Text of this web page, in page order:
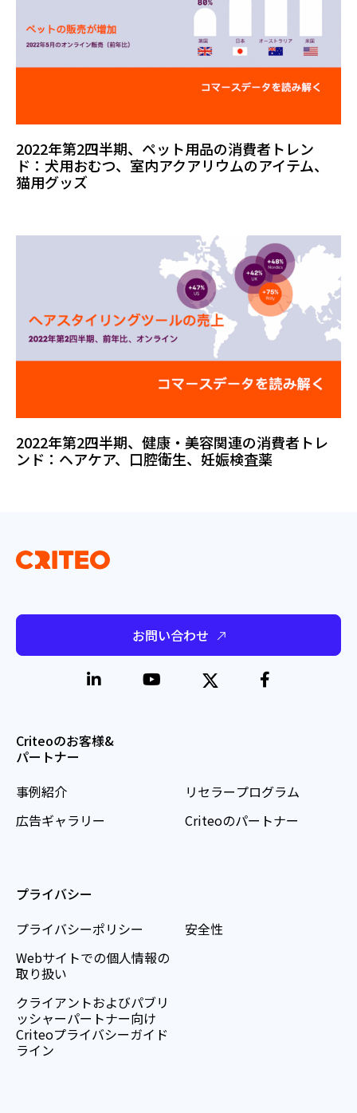
2022年第2四半期、ペット用品の消費者トレン
ド：犬用おむつ、室内アクアリウムのアイテム、
猫用グッズ
2022年第2四半期、健康・美容関連の消費者トレ
ンド：ヘアケア、口腔衛生、妊娠検査薬
お問い合わせ
Criteoのお客様&
パートナー
事例紹介
広告ギャラリー
リセラープログラム
Criteoのパートナー
プライバシー
プライバシーポリシー
Webサイトでの個人情報の
取り扱い
クライアントおよびパブリ
ッシャーパートナー向け
Criteoプライバシーガイド
ライン
安全性